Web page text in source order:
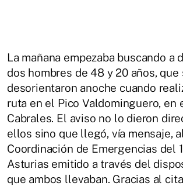
La mañana empezaba buscando a
dos hombres de 48 y 20 años, que
desorientaron anoche cuando
ruta en el Pico Valdominguero, en
Cabrales. El aviso no lo dieron
ellos sino que llegó, vía mensaje,
Coordinación de Emergencias del
Asturias emitido a través del
que ambos llevaban. Gracias al